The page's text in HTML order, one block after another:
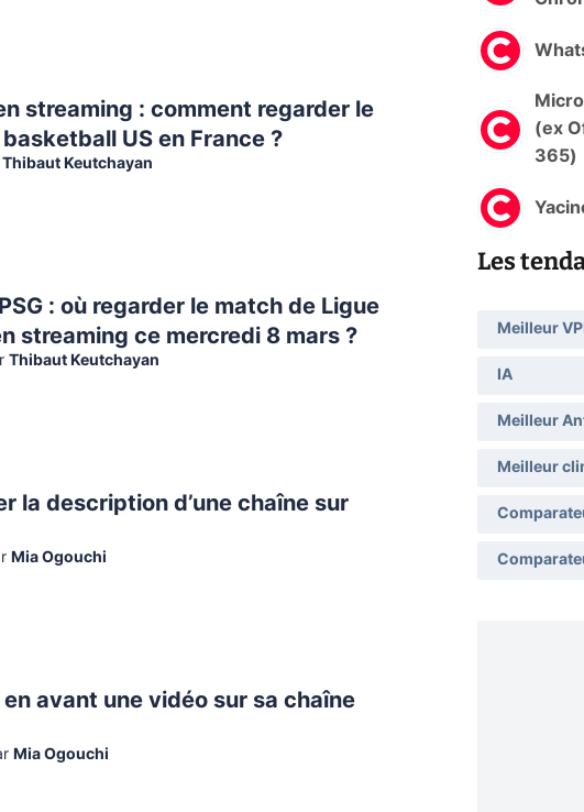
streaming : comment regarder le
US en France ?
Thibaut Keutchayan
: où regarder le match de Ligue
streaming ce mercredi 8 mars ?
Thibaut Keutchayan
la description d’une chaîne sur
Mia Ogouchi
avant une vidéo sur sa chaîne
Mia Ogouchi
(ex
365)
Les
Meilleur
IA
Meilleur
Meilleur